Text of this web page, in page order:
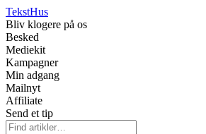
TekstHus
Bliv klogere på os
Besked
Mediekit
Kampagner
Min adgang
Mailnyt
Affiliate
Send et tip